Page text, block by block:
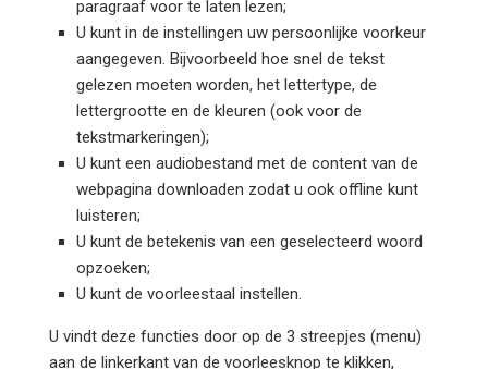
paragraaf voor te laten lezen;
U kunt in de instellingen uw persoonlijke voorkeur
aangegeven. Bijvoorbeeld hoe snel de tekst
gelezen moeten worden, het lettertype, de
lettergrootte en de kleuren (ook voor de
tekstmarkeringen);
U kunt een audiobestand met de content van de
webpagina downloaden zodat u ook offline kunt
luisteren;
U kunt de betekenis van een geselecteerd woord
opzoeken;
U kunt de voorleestaal instellen.
U vindt deze functies door op de 3 streepjes (menu)
aan de linkerkant van de voorleesknop te klikken,